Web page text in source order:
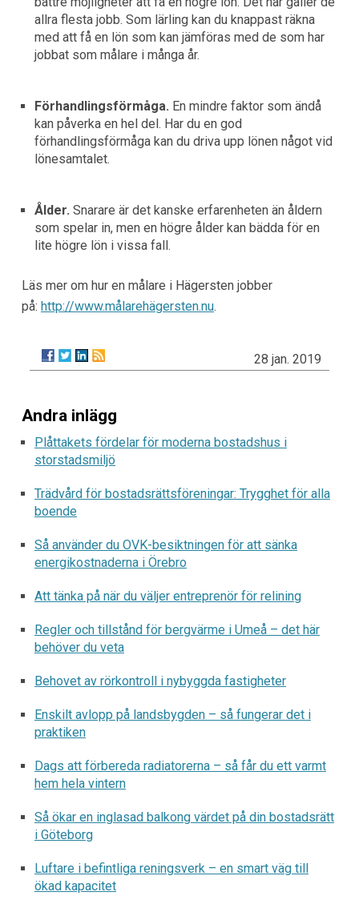
allra flesta jobb. Som lärling kan du knappast räkna
med att få en lön som kan jämföras med de som har
jobbat som målare i många år.
Förhandlingsförmåga. En mindre faktor som ändå
kan påverka en hel del. Har du en god
förhandlingsförmåga kan du driva upp lönen något vid
lönesamtalet.
Ålder. Snarare är det kanske erfarenheten än åldern
som spelar in, men en högre ålder kan bädda för en
lite högre lön i vissa fall.
Läs mer om hur en målare i Hägersten jobber
på: http://www.målarehägersten.nu.
28 jan. 2019
Andra inlägg
Plåttakets fördelar för moderna bostadshus i
storstadsmiljö
Trädvård för bostadsrättsföreningar: Trygghet för alla
boende
Så använder du OVK-besiktningen för att sänka
energikostnaderna i Örebro
Att tänka på när du väljer entreprenör för relining
Regler och tillstånd för bergvärme i Umeå – det här
behöver du veta
Behovet av rörkontroll i nybyggda fastigheter
Enskilt avlopp på landsbygden – så fungerar det i
praktiken
Dags att förbereda radiatorerna – så får du ett varmt
hem hela vintern
Så ökar en inglasad balkong värdet på din bostadsrätt
i Göteborg
Luftare i befintliga reningsverk – en smart väg till
ökad kapacitet